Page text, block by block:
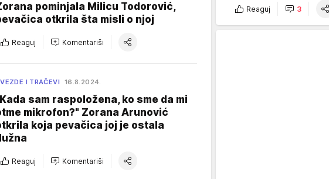
pominjala Milicu Todorović,
otkrila šta misli o njoj
Reaguj Komentariši
I TRAČEVI 16.8.2024.
sam raspoložena, ko sme da mi
mikrofon?" Zorana Arunović
koja pevačica joj je ostala
Reaguj Komentariši
Reaguj 3